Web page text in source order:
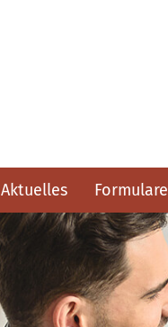
Aktuelles Formulare